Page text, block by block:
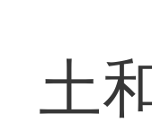
土